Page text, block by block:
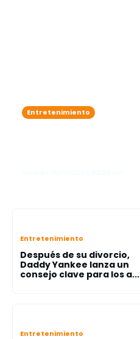
Entretenimiento
Entretenimiento
Después de su divorcio,
Daddy Yankee lanza un
consejo clave para los a...
Entretenimiento